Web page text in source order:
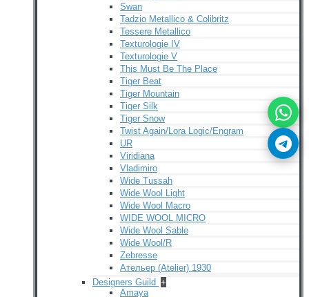
Swan
Tadzio Metallico & Colibritz
Tessere Metallico
Texturologie IV
Texturologie V
This Must Be The Place
Tiger Beat
Tiger Mountain
Tiger Silk
Tiger Snow
Twist Again/Lora Logic/Engram
UR
Viridiana
Vladimiro
Wide Tussah
Wide Wool Light
Wide Wool Macro
WIDE WOOL MICRO
Wide Wool Sable
Wide Wool/R
Zebresse
Ательер (Atelier) 1930
Designers Guild +
Amaya